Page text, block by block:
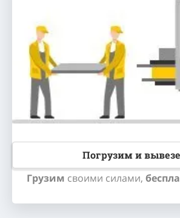
Погрузим и
Грузим своими силами,